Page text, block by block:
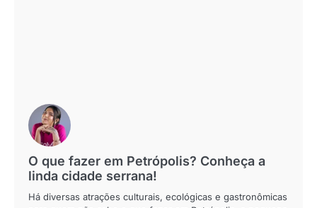
O que fazer em Petrópolis? Conheça a
linda cidade serrana!
Há diversas atrações culturais, ecológicas e gastronômicas